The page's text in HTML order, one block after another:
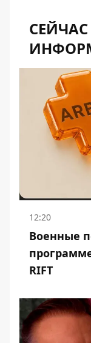
12:20
Военные
RIFT